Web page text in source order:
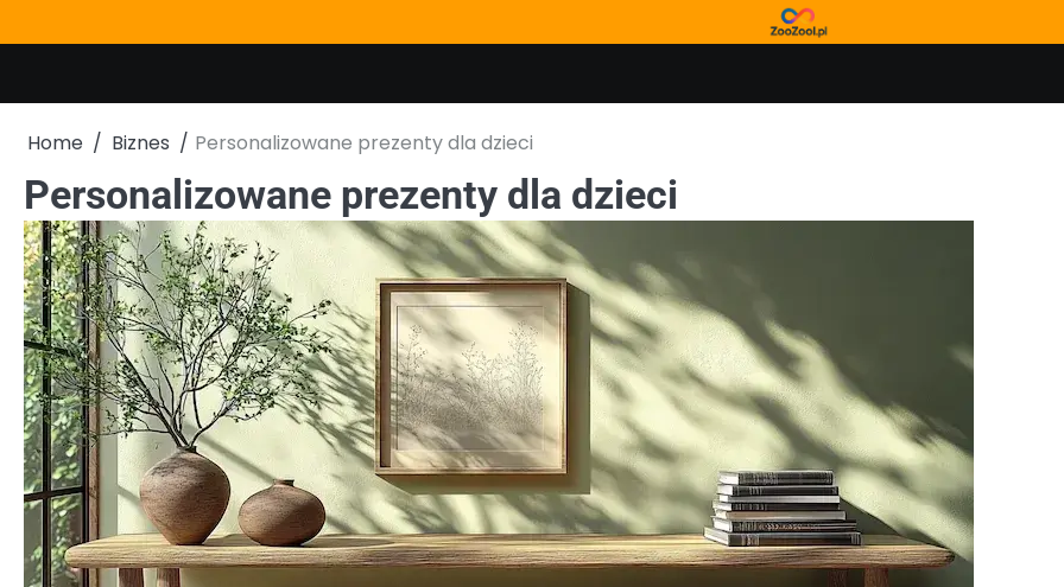
to
Home Biznes Personalizowane prezenty dla dzieci
Personalizowane prezenty dla dzieci